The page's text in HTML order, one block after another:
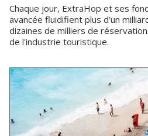
Chaque jour, ExtraHop et ses
avancée fluidifient plus d’un
dizaines de milliers de
de l'industrie touristique.